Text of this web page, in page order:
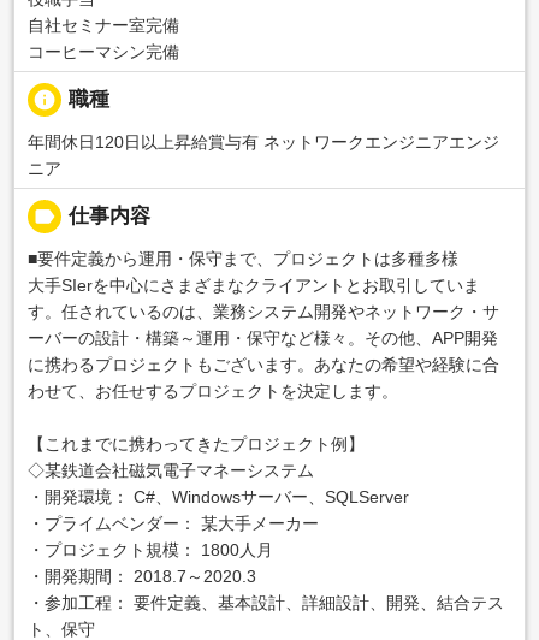
自社セミナー室完備
コーヒーマシン完備
info 職種
年間休日120日以上昇給賞与有 ネットワークエンジニアエンジ
ニア
label 仕事内容
■要件定義から運用・保守まで、プロジェクトは多種多様
大手SIerを中心にさまざまなクライアントとお取引していま
す。任されているのは、業務システム開発やネットワーク・サ
ーバーの設計・構築～運用・保守など様々。その他、APP開発
に携わるプロジェクトもございます。あなたの希望や経験に合
わせて、お任せするプロジェクトを決定します。
【これまでに携わってきたプロジェクト例】
◇某鉄道会社磁気電子マネーシステム
・開発環境： C#、Windowsサーバー、SQLServer
・プライムベンダー： 某大手メーカー
・プロジェクト規模： 1800人月
・開発期間： 2018.7～2020.3
・参加工程： 要件定義、基本設計、詳細設計、開発、結合テス
ト、保守